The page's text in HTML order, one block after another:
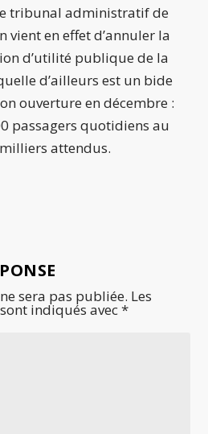
tribunal administratif de
vient en effet d’annuler la
d’utilité publique de la
d’ailleurs est un bide
ouverture en décembre :
passagers quotidiens au
attendus.
sera pas publiée. Les
indiqués avec*